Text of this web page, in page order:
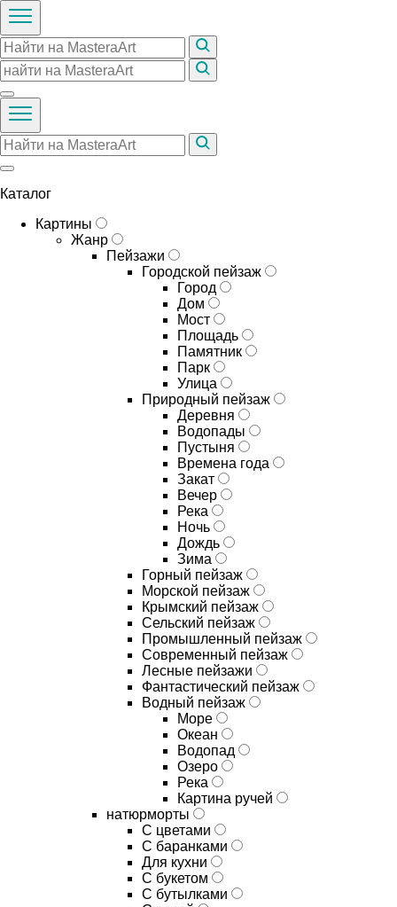
Каталог
Картины
Жанр
Пейзажи
Городской пейзаж
Город
Дом
Мост
Площадь
Памятник
Парк
Улица
Природный пейзаж
Деревня
Водопады
Пустыня
Времена года
Закат
Вечер
Река
Ночь
Дождь
Зима
Горный пейзаж
Морской пейзаж
Крымский пейзаж
Сельский пейзаж
Промышленный пейзаж
Современный пейзаж
Лесные пейзажи
Фантастический пейзаж
Водный пейзаж
Море
Океан
Водопад
Озеро
Река
Картина ручей
натюрморты
С цветами
С баранками
Для кухни
C букетом
C бутылками